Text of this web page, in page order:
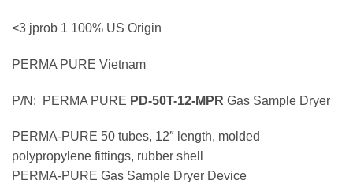
<3 jprob 1 100% US Origin
PERMA PURE Vietnam
P/N: PERMA PURE PD-50T-12-MPR Gas Sample Dryer
PERMA-PURE 50 tubes, 12″ length, molded
polypropylene fittings, rubber shell
PERMA-PURE Gas Sample Dryer Device